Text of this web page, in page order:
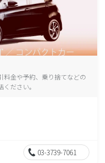
料金や予約、乗り捨てなどの
ださい。
03-3739-7061